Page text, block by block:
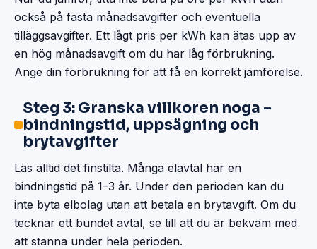
också på fasta månadsavgifter och eventuella
tilläggsavgifter. Ett lågt pris per kWh kan ätas upp av
en hög månadsavgift om du har låg förbrukning.
Ange din förbrukning för att få en korrekt jämförelse.
Steg 3: Granska villkoren noga –
bindningstid, uppsägning och
brytavgifter
Läs alltid det finstilta. Många elavtal har en
bindningstid på 1–3 år. Under den perioden kan du
inte byta elbolag utan att betala en brytavgift. Om du
tecknar ett bundet avtal, se till att du är bekväm med
att stanna under hela perioden.